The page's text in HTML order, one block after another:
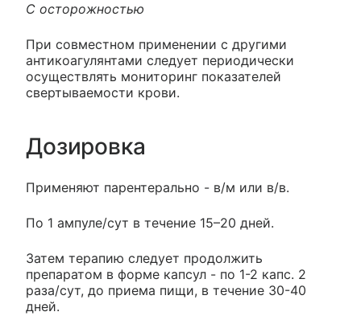
С осторожностью
При совместном применении с другими
антикоагулянтами следует периодически
осуществлять мониторинг показателей
свертываемости крови.
Дозировка
Применяют парентерально - в/м или в/в.
По 1 ампуле/сут в течение 15–20 дней.
Затем терапию следует продолжить
препаратом в форме капсул - по 1-2 капс. 2
раза/сут, до приема пищи, в течение 30-40
дней.